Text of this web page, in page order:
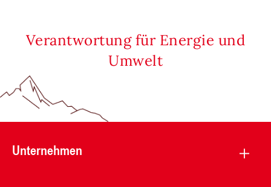
Verantwortung für Energie und
Umwelt
Unternehmen